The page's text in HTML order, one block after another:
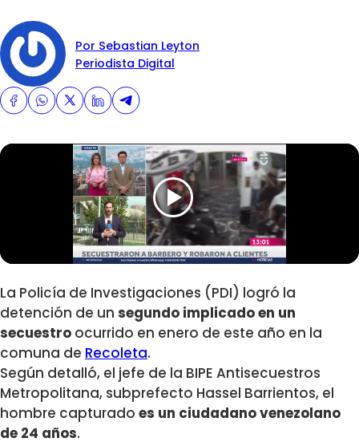
Por Sebastian Leyton
Periodista Digital
La Policía de Investigaciones (PDI) logró la
detención de un segundo implicado en un
secuestro ocurrido en enero de este año en la
comuna de Recoleta.
Según detalló, el jefe de la BIPE Antisecuestros
Metropolitana, subprefecto Hassel Barrientos, el
hombre capturado es un ciudadano venezolano
de 24 años.